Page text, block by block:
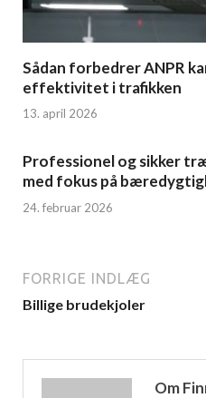
Sådan forbedrer ANPR
effektivitet i trafikken
13. april 2026
Professionel og sikker
med fokus på
24. februar 2026
FORRIGE INDLÆG
Billige brudekjoler
Om